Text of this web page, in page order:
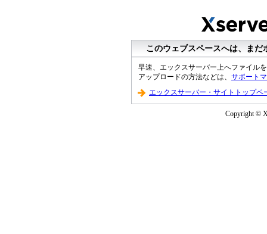
このウェブスペースへは、ま
早速、エックスサーバー上へファイル
アップロードの方法などは、 サポート
エックスサーバー・サイトトップペ
Copyright ©